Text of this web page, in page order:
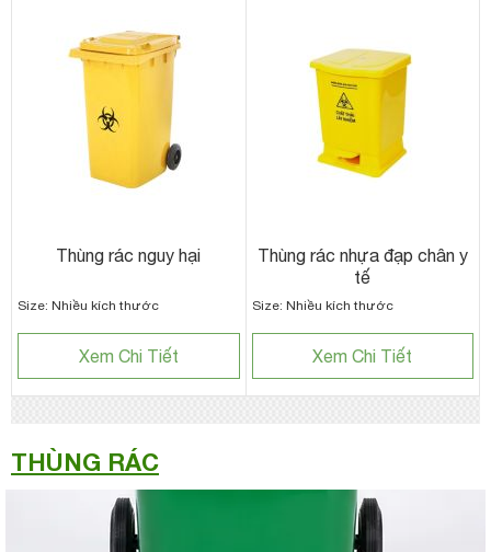
Thùng rác nguy hại
Size: Nhiều kích thước
Xem Chi Tiết
Thùng rác nhựa đạp chân y
tế
Size: Nhiều kích thước
Xem Chi Tiết
THÙNG RÁC